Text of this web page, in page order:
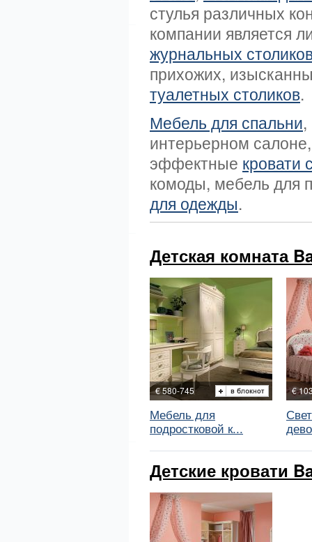
стулья различных
компании является
журнальных
прихожих,
туалетных столиков.
Мебель для спальни
интерьерном
эффектные кровати
комоды, мебель для
для одежды.
Детская комната
€ 580-745
Мебель для
подростковой к...
€
Детские кровати